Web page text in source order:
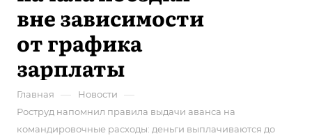
вне зависимости
от графика
зарплаты
Главная — Новости —
Роструд напомнил правила выдачи аванса на
командировочные расходы: деньги выплачиваются до